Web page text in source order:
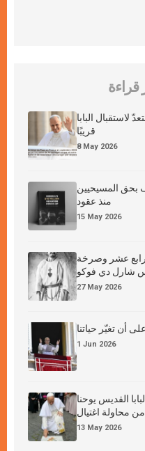
قراءة
لاستقبال البابا
قريبًا
8 May 2026
بحق المسيحيين
منذ عقود
15 May 2026
الرابع عشر وصرخة
شارل دي فوكو
27 May 2026
أن تغيّر حياتنا
1 Jun 2026
القديس يوحنا
محاولة اغتيال
13 May 2026